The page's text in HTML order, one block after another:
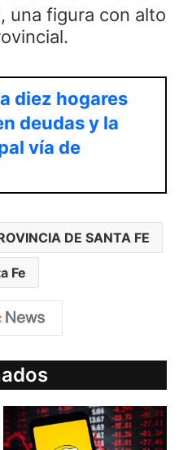
una figura con alto
diez hogares
deudas y la
vía de
DE SANTA FE
Fe